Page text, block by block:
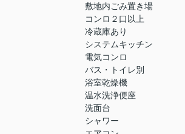
敷地内ごみ置き場
コンロ２口以上
冷蔵庫あり
システムキッチン
電気コンロ
バス・トイレ別
浴室乾燥機
温水洗浄便座
洗面台
シャワー